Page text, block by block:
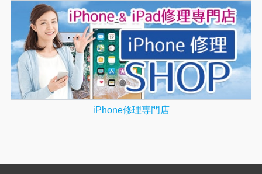
iPhone修理専門店